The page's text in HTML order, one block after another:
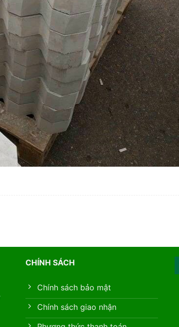
CHÍNH SÁCH
Chính sách bảo mật
Chính sách giao nhận